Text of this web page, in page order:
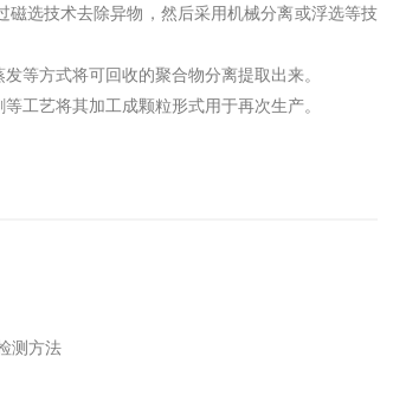
选技术去除异物，然后采用机械分离或浮选等技
等方式将可回收的聚合物分离提取出来。
工艺将其加工成颗粒形式用于再次生产。
测方法